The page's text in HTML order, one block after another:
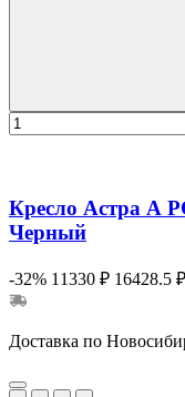
Кресло Астра А
Черный
-32% 11330 ₽ 16428.5 ₽
Доставка по